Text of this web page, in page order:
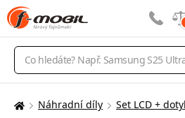
Vyhledávání
Zde
Náhradní díly Set LCD +